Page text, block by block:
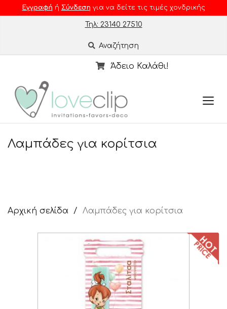
Εγγραφή ή Σύνδεση για να δείτε τις τιμές χονδρικής
Τηλ: 23140 27510
Αναζήτηση
Άδειο Καλάθι!
Λαμπάδες για κορίτσια
Αρχική σελίδα Λαμπάδες για κορίτσια